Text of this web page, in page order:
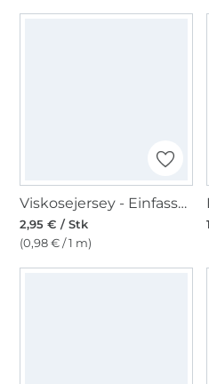
Viskosejersey - Einfassband 3m, malve
2,95 € / Stk
(0,98 € / 1 m)